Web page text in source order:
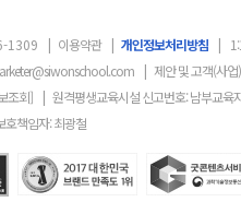
1309 | 이용약관 | 개인정보처리방침 |
| 제안 및 고객(사
조회] | 원격평생교육시설 신고번호: 남부교육
호책임자: 최광철